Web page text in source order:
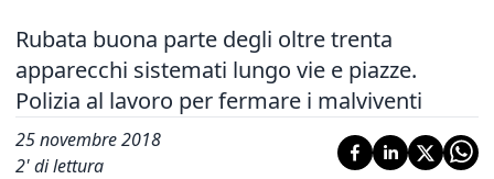
Rubata buona parte degli oltre trenta
apparecchi sistemati lungo vie e piazze.
Polizia al lavoro per fermare i malviventi
25 novembre 2018
2' di lettura